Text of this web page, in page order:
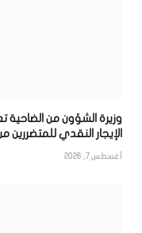
وزيرة الشؤون من الضاحية
الإيجار النقدي للمتضررين
أغسطس 7, 2026